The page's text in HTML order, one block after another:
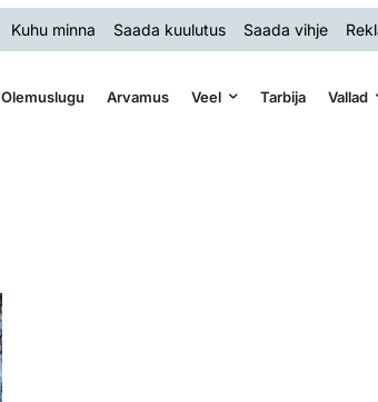
Kuhu minna Saada kuulutus Saada vihje
Olemuslugu Arvamus Veel Tarbija Vallad